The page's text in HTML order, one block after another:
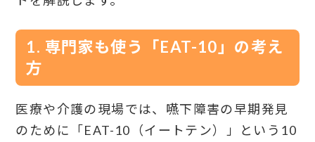
1. 専門家も使う「EAT-10」の考え
方
医療や介護の現場では、嚥下障害の早期発見
のために「EAT-10（イートテン）」という10